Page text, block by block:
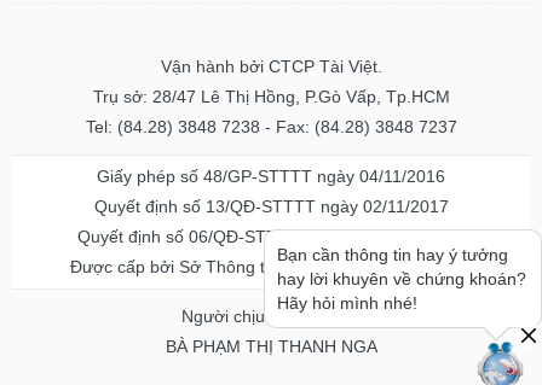
Vận hành bởi CTCP Tài Việt.
Trụ sở: 28/47 Lê Thị Hồng, P.Gò Vấp, Tp.HCM
Tel: (84.28) 3848 7238 - Fax: (84.28) 3848 7237
Giấy phép số 48/GP-STTTT ngày 04/11/2016
Quyết định số 13/QĐ-STTTT ngày 02/11/2017
Quyết định số 06/QĐ-STTTT-ICP ngày 20/07/2023
Được cấp bởi Sở Thông tin và Truyền thông TPHCM
Người chịu trách nhiệm
BÀ PHẠM THỊ THANH NGA
Bạn cần thông tin hay ý tưởng
hay lời khuyên về chứng khoán?
Hãy hỏi mình nhé!